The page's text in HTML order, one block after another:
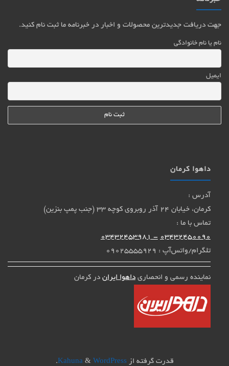
جهت دریافت جدیدترین محصولات و اخبار در خبرنامه ما ثبت نام کنید.
نام یا نام خانوادگی
ایمیل
داهوا کرمان
آدرس :
کرمان، خیابان 24 آذر روبروی کوچه 33 (جنب پمپ بنزین)
تماس با ما :
03432450090
- 03432453981
تلگرام/واتس‌آپ : 09025555929
نماینده رسمی و انحصاریداهوا ایران در کرمان
قدرت گرفته از & WordPress
.